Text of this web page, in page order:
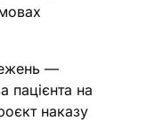
—
пацієнта на
наказу